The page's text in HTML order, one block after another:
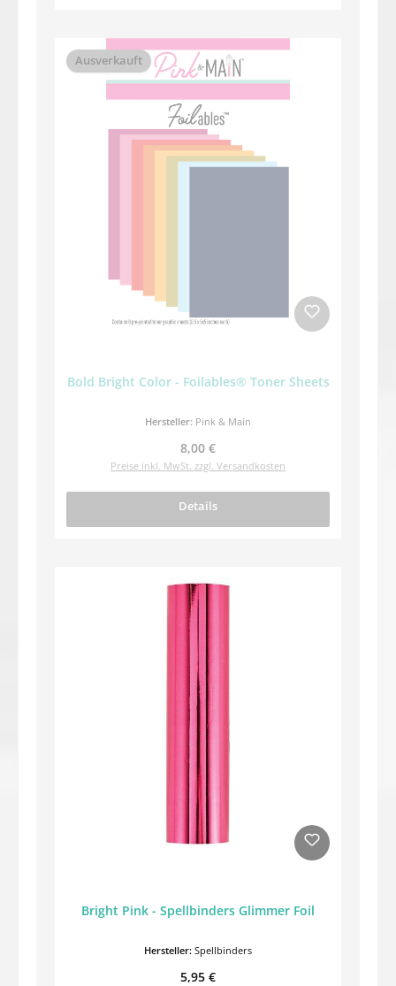
Ausverkauft
Bold Bright Color - Foilables® Toner Sheets
Hersteller: Pink & Main
Regulärer Preis:
8,00 €
Preise inkl. MwSt. zzgl. Versandkosten
Details
Bright Pink - Spellbinders Glimmer Foil
Hersteller: Spellbinders
Regulärer Preis:
5,95 €